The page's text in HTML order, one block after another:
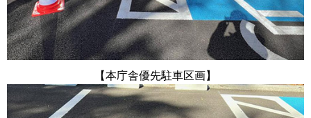
【本庁舎優先駐車区画】